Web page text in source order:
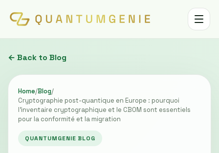
Toggle
← Back to Blog
Home/Blog/
Cryptographie post-quantique en Europe : pourquoi
l'inventaire cryptographique et le CBOM sont essentiels
pour la conformité et la migration
QUANTUMGENIE BLOG